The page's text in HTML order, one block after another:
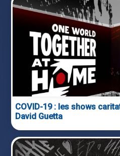
COVID-19 : les shows
David Guetta